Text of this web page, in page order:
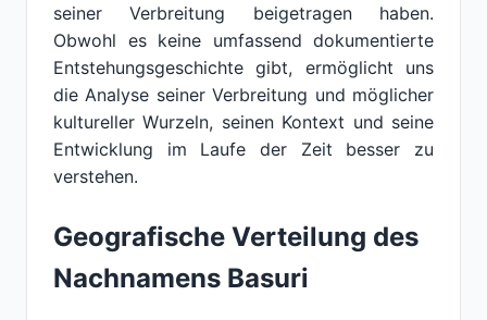
seiner Verbreitung beigetragen haben.
Obwohl es keine umfassend dokumentierte
Entstehungsgeschichte gibt, ermöglicht uns
die Analyse seiner Verbreitung und möglicher
kultureller Wurzeln, seinen Kontext und seine
Entwicklung im Laufe der Zeit besser zu
verstehen.
Geografische Verteilung des
Nachnamens Basuri